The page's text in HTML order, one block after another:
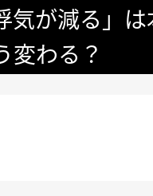
気が減る」
変わる？